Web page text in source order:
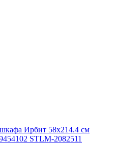
Ирбит 58x214.4 см
STLM-2082511